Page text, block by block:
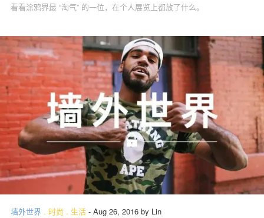
看看涂鸦界最 “淘气” 的一位，在个人展览上都放了什么。
墙外世界 . 时尚 . 生活 - Aug 26, 2016 by Lin